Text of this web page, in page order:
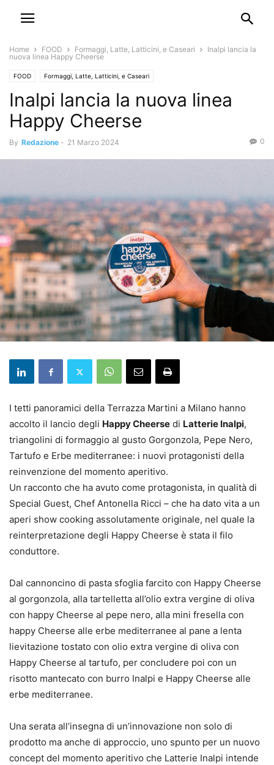
Home FOOD Formaggi, Latte, Latticini, e Caseari
Inalpi lancia la
nuova linea Happy Cheerse
FOOD Formaggi, Latte, Latticini, e Caseari
Inalpi lancia la nuova linea
Happy Cheerse
By Redazione - 21 Marzo 2024 0
I tetti panoramici della Terrazza Martini a Milano hanno
accolto il lancio degli Happy Cheerse di Latterie Inalpi,
triangolini di formaggio al gusto Gorgonzola, Pepe Nero,
Tartufo e Erbe mediterranee: i nuovi protagonisti della
reinvenzione del momento aperitivo.
Un racconto che ha avuto come protagonista, in qualità di
Special Guest, Chef Antonella Ricci – che ha dato vita a un
aperi show cooking assolutamente originale, nel quale la
reinterpretazione degli Happy Cheerse è stata il filo
conduttore.
Dal cannoncino di pasta sfoglia farcito con Happy Cheerse
al gorgonzola, alla tartelletta all’olio extra vergine di oliva
con happy Cheerse al pepe nero, alla mini fresella con
happy Cheerse alle erbe mediterranee al pane a lenta
lievitazione tostato con olio extra vergine di oliva con
Happy Cheerse al tartufo, per concludere poi con un
risotto mantecato con burro Inalpi e Happy Cheerse alle
erbe mediterranee.
Una serata all’insegna di un’innovazione non solo di
prodotto ma anche di approccio, uno spunto per un nuovo
concept del momento aperitivo che Latterie Inalpi intende